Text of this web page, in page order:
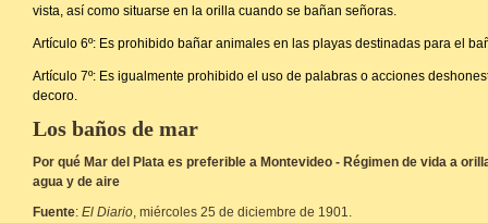
vista, así como situarse en la orilla cuando se bañan señoras.
Artículo 6º: Es prohibido bañar animales en las playas destinadas para el
Artículo 7º: Es igualmente prohibido el uso de palabras o acciones
decoro.
Los baños de mar
Por qué Mar del Plata es preferible a Montevideo - Régimen de vida a
agua y de aire
Fuente: El Diario, miércoles 25 de diciembre de 1901.